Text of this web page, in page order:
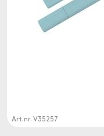
Art.nr. V35257